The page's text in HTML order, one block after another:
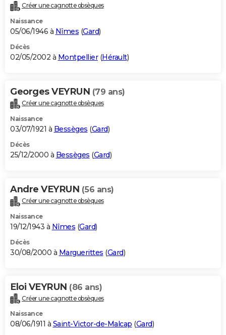
Créer une cagnotte obsèques
Naissance
05/06/1946 à Nîmes (Gard)
Décès
02/05/2002 à Montpellier(Hérault)
Georges VEYRUN (79 ans)
Créer une cagnotte obsèques
Naissance
03/07/1921 à Bessèges (Gard)
Décès
25/12/2000 à Bessèges (Gard)
Andre VEYRUN (56 ans)
Créer une cagnotte obsèques
Naissance
19/12/1943 à Nîmes (Gard)
Décès
30/08/2000 à Marguerittes (Gard)
Eloi VEYRUN (86 ans)
Créer une cagnotte obsèques
Naissance
08/06/1911 à Saint-Victor-de-Malcap (Gard)